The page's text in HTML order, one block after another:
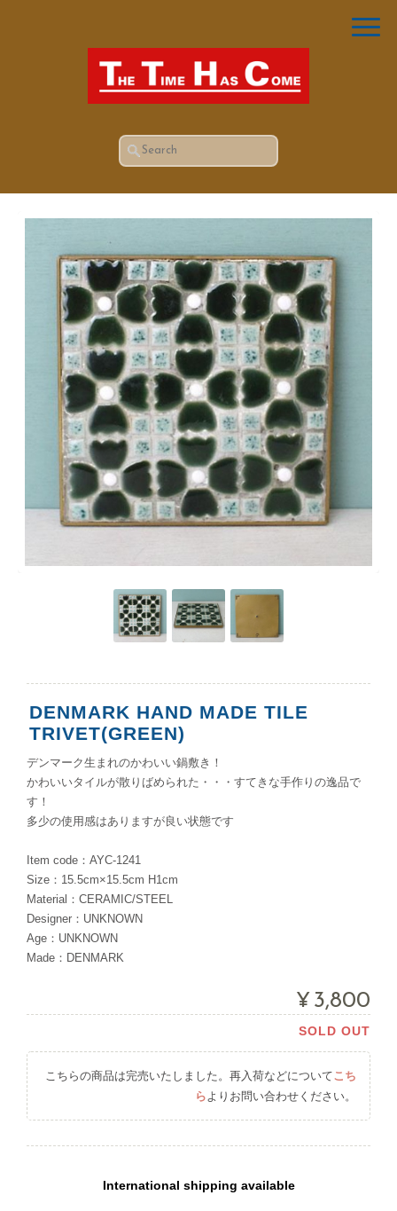
DENMARK HAND MADE TILE
TRIVET(GREEN)
デンマーク生まれのかわいい鍋敷き！
かわいいタイルが散りばめられた・・・すてきな手作りの逸品で
す！
多少の使用感はありますが良い状態です
Item code：AYC-1241
Size：15.5cm×15.5cm H1cm
Material：CERAMIC/STEEL
Designer：UNKNOWN
Age：UNKNOWN
Made：DENMARK
¥3,800
SOLD OUT
こちらの商品は完売いたしました。再入荷などについてこち
ら よりお問い合わせください。
International shipping available